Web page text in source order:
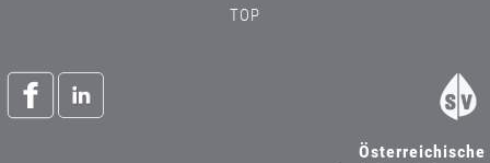
TOP
Österreichische